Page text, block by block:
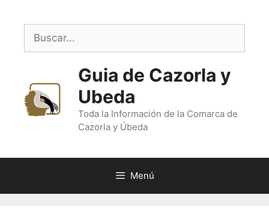
contenido
Buscar:
Guia de Cazorla y
Ubeda
Toda la Información de la Comarca de
Cazorla y Úbeda
Menú